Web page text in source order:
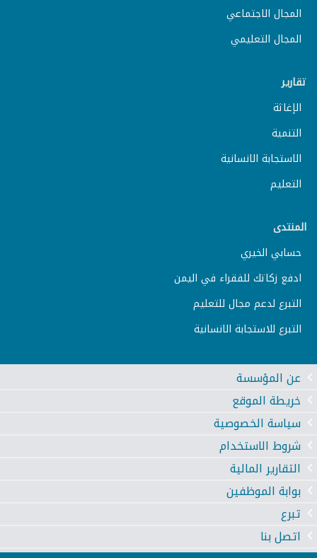
المجال الاجتماعي
المجال التعليمي
تقارير
الإغاثة
التنمية
الاستجابة الانسانية
التعليم
المنتدى
حسابي الخيري
ادفع زكاتك للفقراء في اليمن
التبرع لدعم مجال للتعليم
التبرع للاستجابة الانسانية
عن المؤسسة
خريطة الموقع
سياسة الخصوصية
شروط الاستخدام
التقارير المالية
بوابة الموظفين
تبرع
اتصل بنا